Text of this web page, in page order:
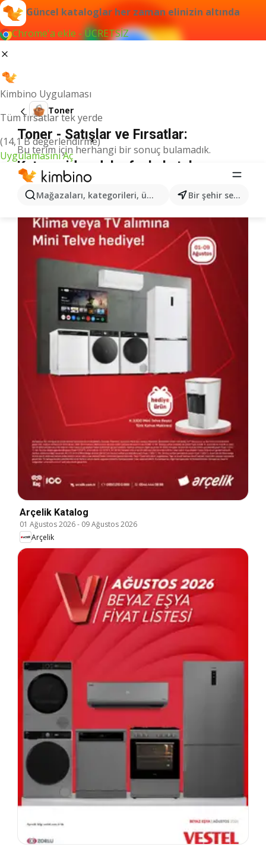
Güncel kataloglar her zaman elinizin altında
Chrome'a ekle - ÜCRETSİZ
Kimbino Uygulaması
Tüm fırsatlar tek yerde
(14,1 B değerlendirme)
Uygulamasını Aç
Mağazaları, kategorileri, ürünleri arayın... Bir şehir seçin
Toner
Toner - Satışlar ve Fırsatlar:
Bu terim için herhangi bir sonuç bulamadık.
Kategoriden daha fazla katalog
Arçelik Katalog
01 Ağustos 2026- 09 Ağustos 2026
Arçelik